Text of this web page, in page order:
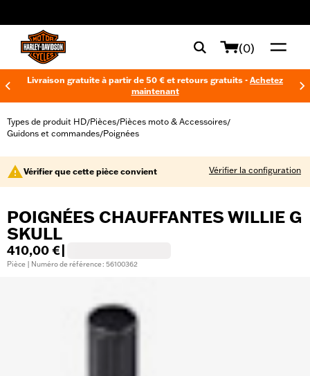
(0)
Livraison gratuite à partir de 50 € et retours gratuits - Achetez
maintenant
Types de produit HD/Pièces/Pièces moto & Accessoires/
Guidons et commandes/Poignées
Vérifier que cette pièce convient Vérifier la configuration
POIGNÉES CHAUFFANTES WILLIE G
SKULL
410,00 €
Pièce | Numéro de référence : 56100362